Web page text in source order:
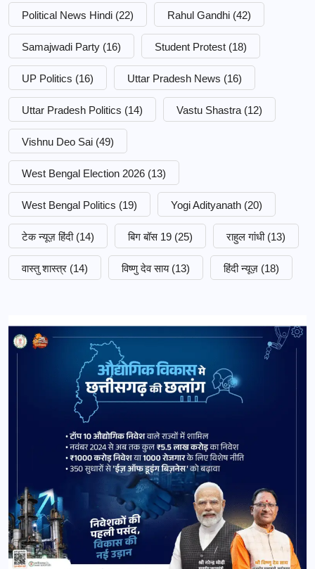
Political News Hindi (22) Rahul Gandhi (42)
Samajwadi Party (16) Student Protest (18)
UP Politics (16) Uttar Pradesh News (16)
Uttar Pradesh Politics (14) Vastu Shastra (12)
Vishnu Deo Sai (49)
West Bengal Election 2026 (13)
West Bengal Politics (19) Yogi Adityanath (20)
टेक न्यूज़ हिंदी (14) बिग बॉस 19 (25) राहुल गांधी (13)
वास्तु शास्त्र (14) विष्णु देव साय (13) हिंदी न्यूज़ (18)